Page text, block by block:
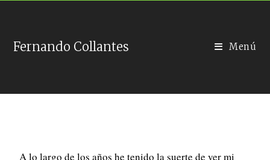
Fernando Collantes Menú
A lo largo de los años he tenido la suerte de ver mi